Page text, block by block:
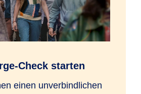
Check starten
einen unverbindlichen